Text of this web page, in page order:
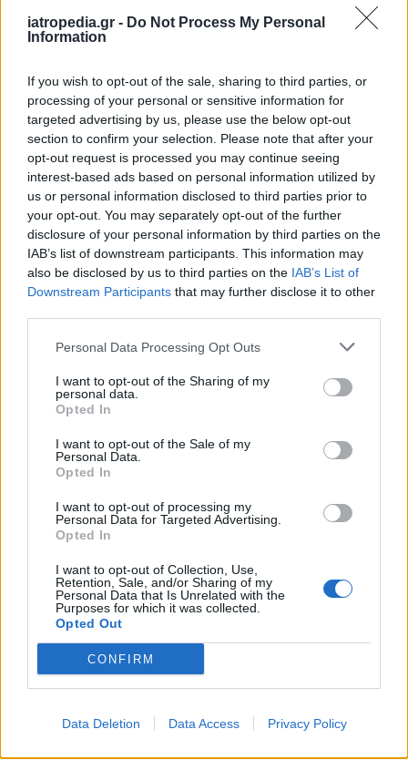
iatropedia.gr - Do Not Process My Personal
Information
If you wish to opt-out of the sale, sharing to third parties, or
processing of your personal or sensitive information for
targeted advertising by us, please use the below opt-out
section to confirm your selection. Please note that after your
opt-out request is processed you may continue seeing
interest-based ads based on personal information utilized by
us or personal information disclosed to third parties prior to
your opt-out. You may separately opt-out of the further
disclosure of your personal information by third parties on the
IAB’s list of downstream participants. This information may
also be disclosed by us to third parties on the IAB’s List of
Downstream Participants that may further disclose it to other
Personal Data Processing Opt Outs
I want to opt-out of the Sharing of my
personal data.
Opted In
I want to opt-out of the Sale of my
Personal Data.
Opted In
I want to opt-out of processing my
Personal Data for Targeted Advertising.
Opted In
I want to opt-out of Collection, Use,
Retention, Sale, and/or Sharing of my
Personal Data that Is Unrelated with the
Purposes for which it was collected.
Opted Out
CONFIRM
Data Deletion Data Access Privacy Policy
ΕΙΔΗΣΕΙΣ 06 Αυγούστου 2026
Σαμοθράκη: Αγωνιώδης επιχείρηση διάσωσης
15χρονης – Τραυματίστηκε σε δύσβατο σημείο στη
Γριά Βάθρα
ΥΓΕΙΑ 06 Αυγούστου 2026 19:01
5 σοβαρές λοιμώξεις που μπορεί να πάθουμε από το
νερό σε πισίνες, λίμνες και ποτάμια – Μέτρα
προστασίας